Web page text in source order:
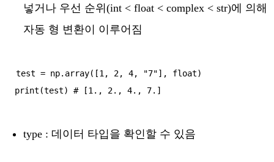
넣거나 우선 순위(int < float < complex < str)에 의해
자동 형 변환이 이루어짐
test = np.array([1, 2, 4, "7"], float)
type : 데이터 타입을 확인할 수 있음